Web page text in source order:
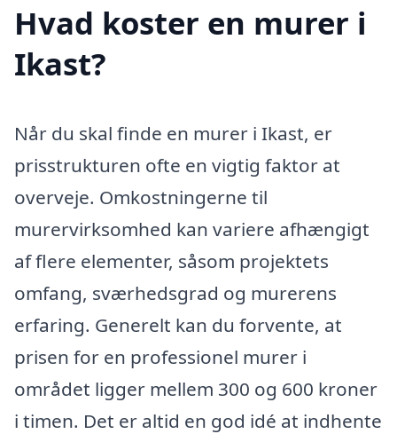
Hvad koster en murer i
Ikast?
Når du skal finde en murer i Ikast, er
prisstrukturen ofte en vigtig faktor at
overveje. Omkostningerne til
murervirksomhed kan variere afhængigt
af flere elementer, såsom projektets
omfang, sværhedsgrad og murerens
erfaring. Generelt kan du forvente, at
prisen for en professionel murer i
området ligger mellem 300 og 600 kroner
i timen. Det er altid en god idé at indhente